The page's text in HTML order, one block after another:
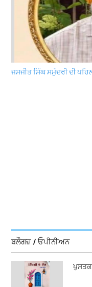
ਜਸਜੀਤ ਸਿੰਘ ਸਮੁੰਦਰੀ ਦੀ
ਬਲੌਗਜ਼ / ਓਪੀਨੀਅਨ
ਪੁਸਤਕ